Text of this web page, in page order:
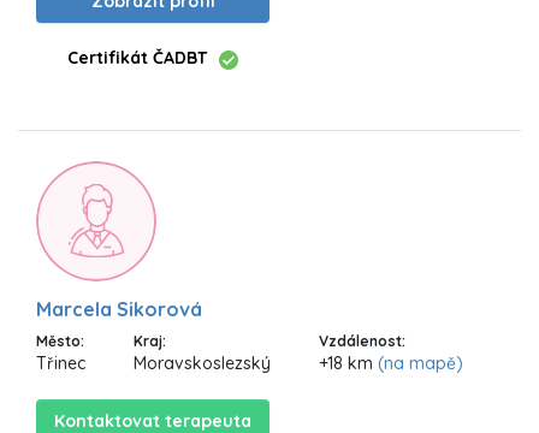
Certifikát ČADBT
Marcela Sikorová
Město:
Třinec
Kraj:
Moravskoslezský
Vzdálenost:
+18 km (na mapě)
Kontaktovat terapeuta